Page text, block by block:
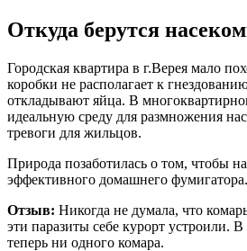
Откуда берутся
Городская квартира в г.Верея мало
коробки не располагает к
откладывают яйца. В
идеальную среду для размножения
тревоги для жильцов.
Природа позаботилась о том, чтобы
эффективного домашнего
Отзыв: Никогда не думала, что
эти паразиты себе курорт устроили.
теперь ни одного комара.